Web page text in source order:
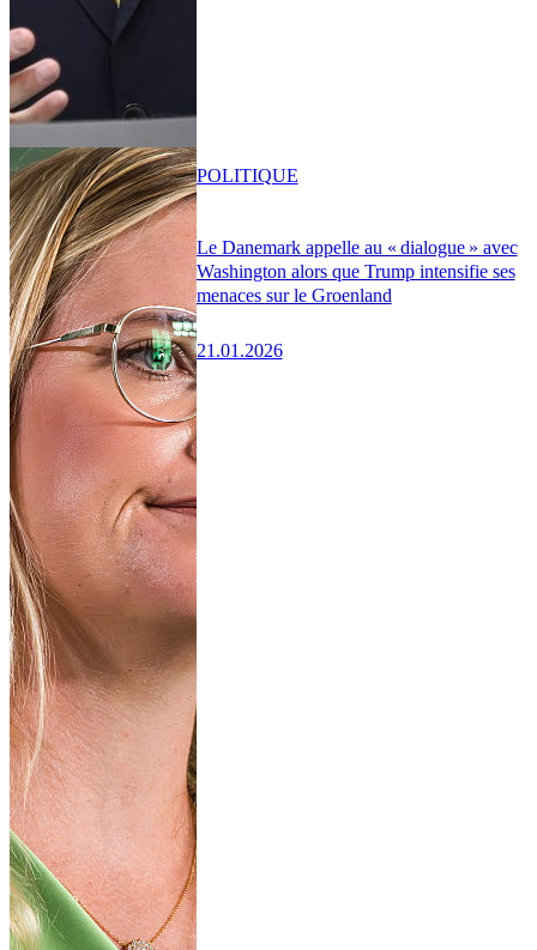
Le Danemark appelle au « dialogue » avec
Washington alors que Trump intensifie ses
menaces sur le Groenland
21.01.2026
POLITIQUE